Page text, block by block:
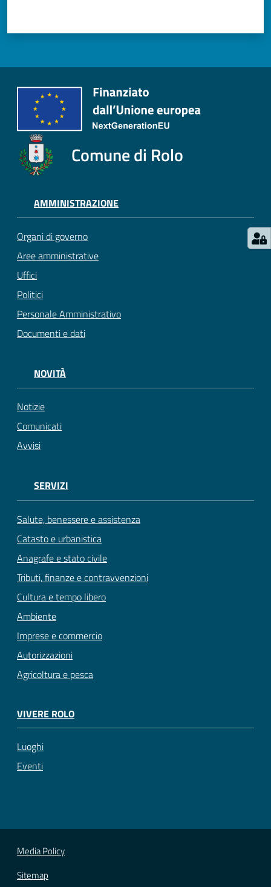
Comune di Rolo
AMMINISTRAZIONE
Organi di governo
Aree amministrative
Uffici
Politici
Personale Amministrativo
Documenti e dati
NOVITÀ
Notizie
Comunicati
Avvisi
SERVIZI
Salute, benessere e assistenza
Catasto e urbanistica
Anagrafe e stato civile
Tributi, finanze e contravvenzioni
Cultura e tempo libero
Ambiente
Imprese e commercio
Autorizzazioni
Agricoltura e pesca
VIVERE ROLO
Luoghi
Eventi
Media Policy
Sitemap